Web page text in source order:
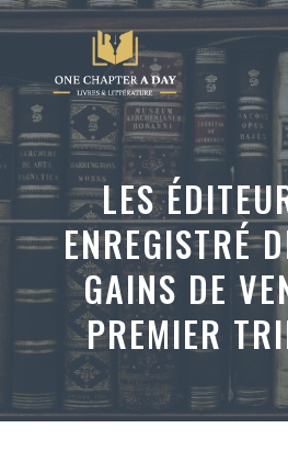
Aller
contenu
LES
ENREGISTRÉ
GAINS DE
PREMIER